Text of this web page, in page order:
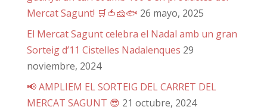
Mercat Sagunt! 🛒🍅🧀🐟 26 mayo, 2025
El Mercat Sagunt celebra el Nadal amb un gran
Sorteig d’11 Cistelles Nadalenques 29
noviembre, 2024
📢 AMPLIEM EL SORTEIG DEL CARRET DEL
MERCAT SAGUNT 😎 21 octubre, 2024